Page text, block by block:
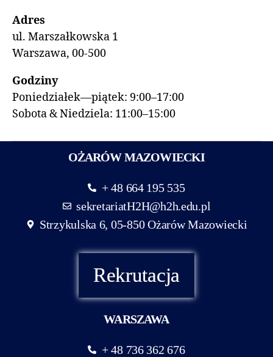
Adres
ul. Marszałkowska 1
Warszawa, 00-500
Godziny
Poniedziałek—piątek: 9:00–17:00
Sobota & Niedziela: 11:00–15:00
OŻARÓW MAZOWIECKI
+ 48 664 195 535
sekretariatH2H@h2h.edu.pl
Strzykulska 6, 05-850 Ożarów Mazowiecki
Rekrutacja
WARSZAWA
+ 48 736 362 676